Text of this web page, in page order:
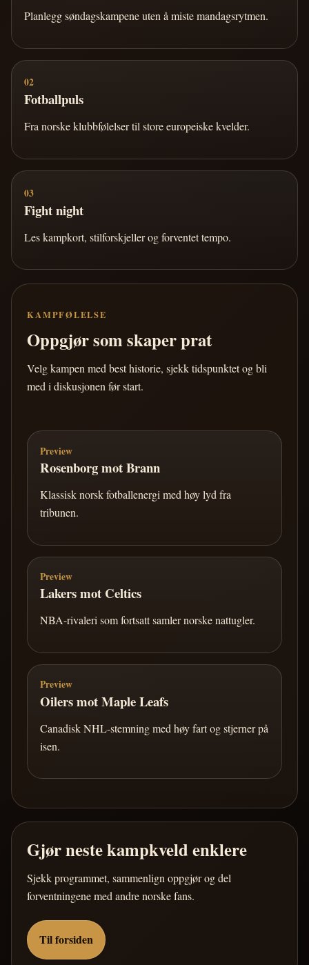
Planlegg søndagskampene uten å miste mandagsrytmen.
02
Fotballpuls
Fra norske klubbfølelser til store europeiske kvelder.
03
Fight night
Les kampkort, stilforskjeller og forventet tempo.
KAMPFØLELSE
Oppgjør som skaper prat
Velg kampen med best historie, sjekk tidspunktet og bli
med i diskusjonen før start.
Preview
Rosenborg mot Brann
Klassisk norsk fotballenergi med høy lyd fra
tribunen.
Preview
Lakers mot Celtics
NBA-rivaleri som fortsatt samler norske nattugler.
Preview
Oilers mot Maple Leafs
Canadisk NHL-stemning med høy fart og stjerner på
isen.
Gjør neste kampkveld enklere
Sjekk programmet, sammenlign oppgjør og del
forventningene med andre norske fans.
Til forsiden